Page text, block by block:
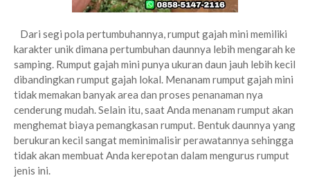
Dari segi pola pertumbuhannya, rumput gajah mini memiliki
karakter unik dimana pertumbuhan daunnya lebih mengarah ke
samping. Rumput gajah mini punya ukuran daun jauh lebih kecil
dibandingkan rumput gajah lokal. Menanam rumput gajah mini
tidak memakan banyak area dan proses penanaman nya
cenderung mudah. Selain itu, saat Anda menanam rumput akan
menghemat biaya pemangkasan rumput. Bentuk daunnya yang
berukuran kecil sangat meminimalisir perawatannya sehingga
tidak akan membuat Anda kerepotan dalam mengurus rumput
jenis ini.